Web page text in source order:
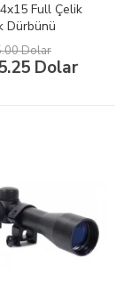
Full Çelik
Dürbünü
Dolar
Dolar